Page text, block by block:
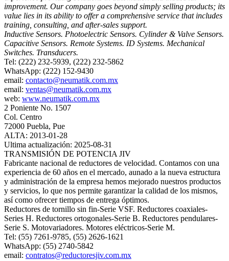
improvement. Our company goes beyond simply selling products; its
value lies in its ability to offer a comprehensive service that includes
training, consulting, and after-sales support.
Inductive Sensors. Photoelectric Sensors. Cylinder & Valve Sensors.
Capacitive Sensors. Remote Systems. ID Systems. Mechanical
Switches. Transducers.
Tel: (222) 232-5939, (222) 232-5862
WhatsApp: (222) 152-9430
email: contacto@neumatik.com.mx
email: ventas@neumatik.com.mx
web: www.neumatik.com.mx
2 Poniente No. 1507
Col. Centro
72000 Puebla, Pue
ALTA: 2013-01-28
Ultima actualización: 2025-08-31
TRANSMISIÓN DE POTENCIA JIV
Fabricante nacional de reductores de velocidad. Contamos con una
experiencia de 60 años en el mercado, aunado a la nueva estructura
y administración de la empresa hemos mejorado nuestros productos
y servicios, lo que nos permite garantizar la calidad de los mismos,
así como ofrecer tiempos de entrega óptimos.
Reductores de tornillo sin fin-Serie VSF. Reductores coaxiales-
Series H. Reductores ortogonales-Serie B. Reductores pendulares-
Serie S. Motovariadores. Motores eléctricos-Serie M.
Tel: (55) 7261-9785, (55) 2626-1621
WhatsApp: (55) 2740-5842
email: contratos@reductoresjiv.com.mx